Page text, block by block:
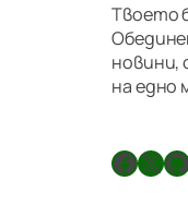
Твоето
новини,
на едно
Facebook X GitHub